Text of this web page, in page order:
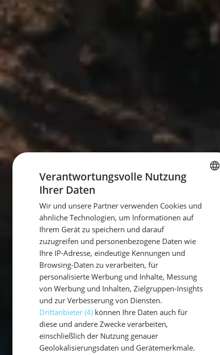
GERMAN
Verantwortungsvolle Nutzung
Ihrer Daten
Wir und unsere Partner verwenden Cookies und
ähnliche Technologien, um Informationen auf
Ihrem Gerät zu speichern und darauf
zuzugreifen und personenbezogene Daten wie
Ihre IP-Adresse, eindeutige Kennungen und
Browsing-Daten zu verarbeiten, für
personalisierte Werbung und Inhalte, Messung
von Werbung und Inhalten, Zielgruppen-Insights
und zur Verbesserung von Diensten.
Drittanbieter (4)können Ihre Daten auch für
diese und andere Zwecke verarbeiten,
einschließlich der Nutzung genauer
Geolokalisierungsdaten und Gerätemerkmale.